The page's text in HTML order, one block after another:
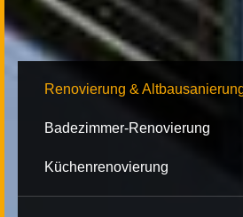
Einrichten
Projekte
Unternehmen
Renovierung &
Badezimmer-Renovierung
Küchenrenovierung